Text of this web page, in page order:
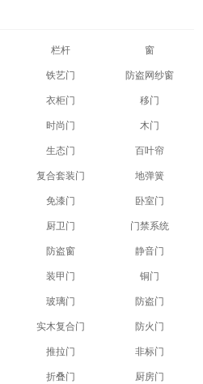
栏杆 窗
铁艺门 防盗网纱窗
衣柜门 移门
时尚门 木门
生态门 百叶帘
复合套装门 地弹簧
免漆门 卧室门
厨卫门 门禁系统
防盗窗 静音门
装甲门 铜门
玻璃门 防盗门
实木复合门 防火门
推拉门 非标门
折叠门 厨房门